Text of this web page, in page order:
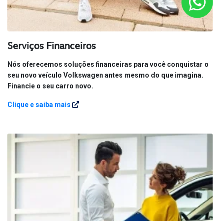
Serviços Financeiros
Nós oferecemos soluções financeiras para você conquistar o
seu novo veículo Volkswagen antes mesmo do que imagina.
Financie o seu carro novo.
Clique e saiba mais